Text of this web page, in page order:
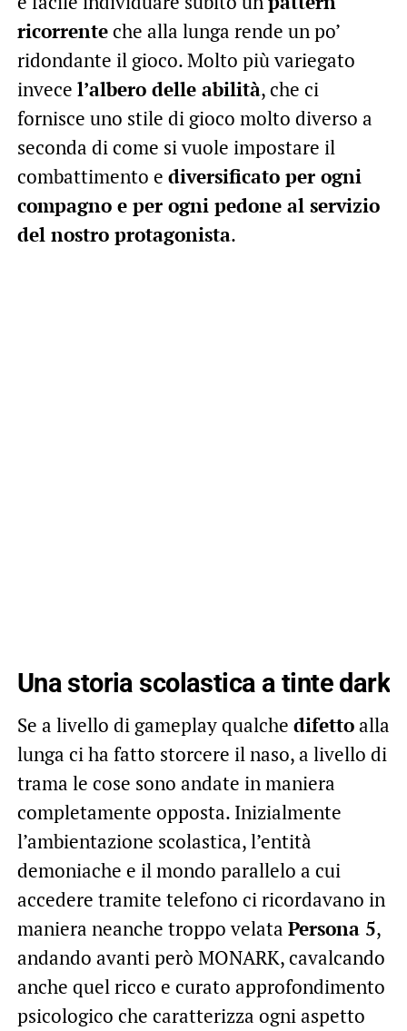
ricorrenteche alla lunga rende un po’
ridondante il gioco. Molto più variegato
invece l’albero delle abilità, che ci
fornisce uno stile di gioco molto diverso a
seconda di come si vuole impostare il
combattimento e diversificato per ogni
compagno e per ogni pedone al servizio
del nostro protagonista.
Una storia scolastica a tinte dark
Se a livello di gameplay qualche difettoalla
lunga ci ha fatto storcere il naso, a livello di
trama le cose sono andate in maniera
completamente opposta. Inizialmente
l’ambientazione scolastica, l’entità
demoniache e il mondo parallelo a cui
accedere tramite telefono ci ricordavano in
maniera neanche troppo velata Persona 5,
andando avanti però MONARK, cavalcando
anche quel ricco e curato approfondimento
psicologico che caratterizza ogni aspetto